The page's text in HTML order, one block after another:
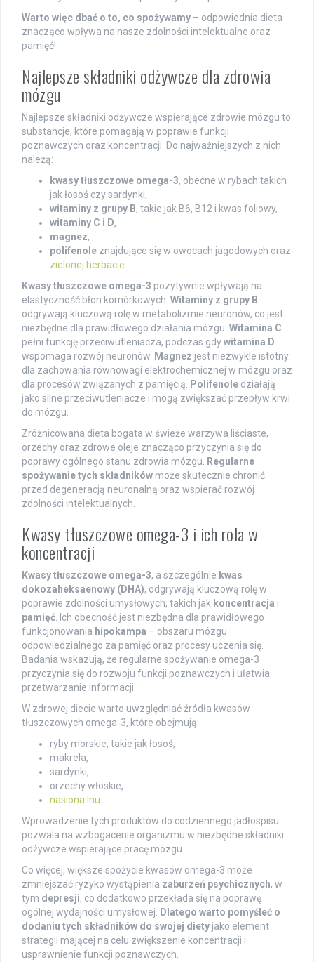
Warto więc dbać o to, co spożywamy – odpowiednia dieta
znacząco wpływa na nasze zdolności intelektualne oraz
pamięć!
Najlepsze składniki odżywcze dla zdrowia
mózgu
Najlepsze składniki odżywcze wspierające zdrowie mózgu to
substancje, które pomagają w poprawie funkcji
poznawczych oraz koncentracji. Do najważniejszych z nich
należą:
kwasy tłuszczowe omega-3, obecne w rybach takich
jak łosoś czy sardynki,
witaminy z grupy B, takie jak B6, B12 i kwas foliowy,
witaminy C i D,
magnez,
polifenole znajdujące się w owocach jagodowych oraz
zielonej herbacie
Kwasy tłuszczowe omega-3 pozytywnie wpływają na
elastyczność błon komórkowych. Witaminy z grupy B
odgrywają kluczową rolę w metabolizmie neuronów, co jest
niezbędne dla prawidłowego działania mózgu. Witamina C
pełni funkcję przeciwutleniacza, podczas gdywitamina D
wspomaga rozwój neuronów. Magnez jest niezwykle istotny
dla zachowania równowagi elektrochemicznej w mózgu oraz
dla procesów związanych z pamięcią.
Polifenole działają
jako silne przeciwutleniacze i mogą zwiększać przepływ krwi
do mózgu.
Zróżnicowana dieta bogata w świeże warzywa liściaste,
orzechy oraz zdrowe oleje znacząco przyczynia się do
poprawy ogólnego stanu zdrowia mózgu.
Regularne
spożywanie tych składników może skutecznie chronić
przed degeneracją neuronalną oraz wspierać rozwój
zdolności intelektualnych.
Kwasy tłuszczowe omega-3 i ich rola w
koncentracji
Kwasy tłuszczowe omega-3, a szczególnie kwas
dokozaheksaenowy (DHA), odgrywają kluczową rolę w
poprawie zdolności umysłowych, takich jak koncentracja i
pamięć . Ich obecność jest niezbędna dla prawidłowego
funkcjonowania hipokampa – obszaru mózgu
odpowiedzialnego za pamięć oraz procesy uczenia się.
Badania wskazują, że regularne spożywanie omega-3
przyczynia się do rozwoju funkcji poznawczych i ułatwia
przetwarzanie informacji.
W zdrowej diecie warto uwzględniać źródła kwasów
tłuszczowych omega-3, które obejmują:
ryby morskie, takie jak łosoś,
makrela,
sardynki,
orzechy włoskie,
nasiona lnu
Wprowadzenie tych produktów do codziennego jadłospisu
pozwala na wzbogacenie organizmu w niezbędne składniki
odżywcze wspierające pracę mózgu.
Co więcej, większe spożycie kwasów omega-3 może
zmniejszać ryzyko wystąpienia zaburzeń psychicznych, w
tym depresji, co dodatkowo przekłada się na poprawę
ogólnej wydajności umysłowej.
Dlatego warto pomyśleć o
dodaniu tych składników do swojej diety jako element
strategii mającej na celu zwiększenie koncentracji i
usprawnienie funkcji poznawczych.